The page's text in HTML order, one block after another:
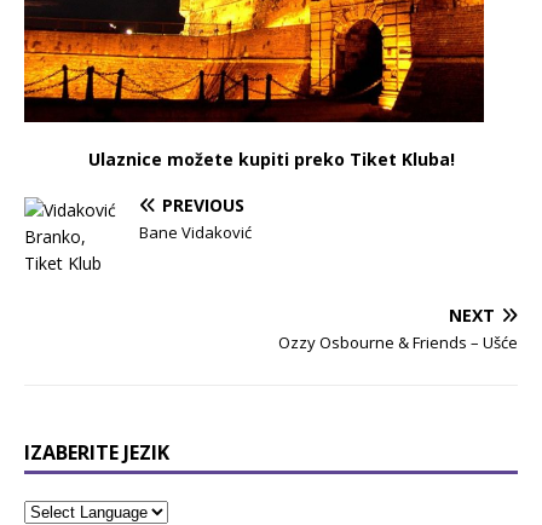
Ulaznice možete kupiti preko Tiket Kluba!
PREVIOUS
Bane Vidaković
NEXT
Ozzy Osbourne & Friends – Ušće
IZABERITE JEZIK